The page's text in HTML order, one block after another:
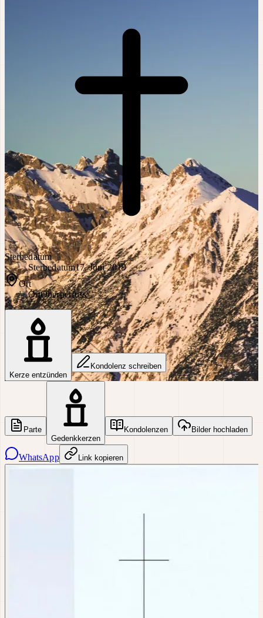
Sterbedatum
Sterbedatum17. Juni 2019
Ort
OrtOberperfuss
Kerze entzünden
Kondolenz schreiben
Parte
Gedenkkerzen
Kondolenzen Bilder hochladen
WhatsApp Link kopieren